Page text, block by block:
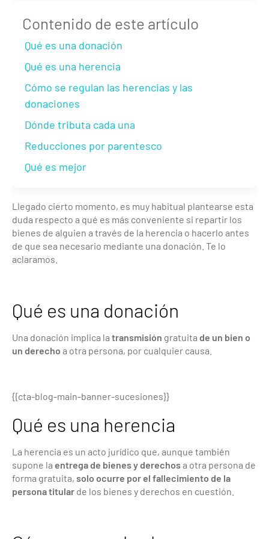
Contenido de este artículo
Qué es una donación
Qué es una herencia
Cómo se regulan las herencias y las
donaciones
Dónde tributa cada una
Reducciones por parentesco
Qué es mejor
Llegado cierto momento, es muy habitual plantearse esta
duda respecto a qué es más conveniente si repartir los
bienes de alguien a través de la herencia o hacerlo antes
de que sea necesario mediante una donación. Te lo
aclaramos.
Qué es una donación
Una donación implica la transmisión gratuita de un bien o
un derecho a otra persona, por cualquier causa.
{{cta-blog-main-banner-sucesiones}}
Qué es una herencia
La herencia es un acto jurídico que, aunque también
supone la entrega de bienes y derechosa otra persona de
forma gratuita, solo ocurre por el fallecimiento de la
persona titular de los bienes y derechos en cuestión.